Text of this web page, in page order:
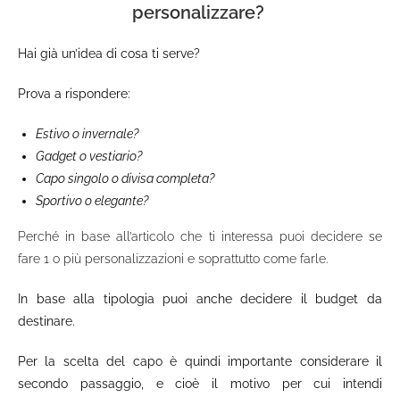
personalizzare?
Hai già un’idea di cosa ti serve?
Prova a rispondere:
Estivo o invernale?
Gadget o vestiario?
Capo singolo o divisa completa?
Sportivo o elegante?
Perché in base all’articolo che ti interessa puoi decidere se
fare 1 o più personalizzazioni e soprattutto come farle.
In base alla tipologia puoi anche decidere il budget da
destinare.
Per la scelta del capo è quindi importante considerare il
secondo passaggio, e cioè il motivo per cui intendi